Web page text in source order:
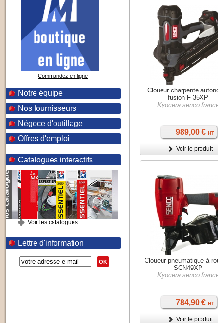
Commandez en ligne
Notre équipe
Nos fournisseurs
Négoce d'outillage
Offres d'emploi
Catalogues interactifs
Voir les catalogues
Lettre d'information
OK
Cloueur charpente
fusion F-35XP
Kyocera senco
989,00 € HT
Voir le produit
Cloueur pneumatique à
SCN49XP
Kyocera senco
784,90 € HT
Voir le produit